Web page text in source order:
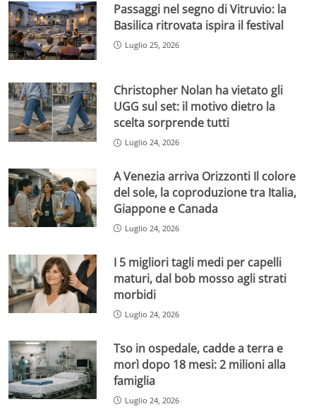
Passaggi nel segno di Vitruvio: la
Basilica ritrovata ispira il festival
Luglio 25, 2026
Christopher Nolan ha vietato gli
UGG sul set: il motivo dietro la
scelta sorprende tutti
Luglio 24, 2026
A Venezia arriva Orizzonti Il colore
del sole, la coproduzione tra Italia,
Giappone e Canada
Luglio 24, 2026
I 5 migliori tagli medi per capelli
maturi, dal bob mosso agli strati
morbidi
Luglio 24, 2026
Tso in ospedale, cadde a terra e
morì dopo 18 mesi: 2 milioni alla
famiglia
Luglio 24, 2026